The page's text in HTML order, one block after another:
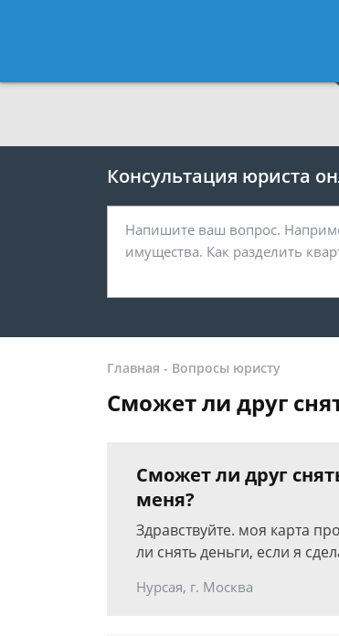
7
Консультация юриста
Главная - Вопросы юристу
Сможет ли друг
Сможет ли друг
меня?
Здравствуйте. моя карта
ли снять деньги, если я
Нурсая, г. Москва